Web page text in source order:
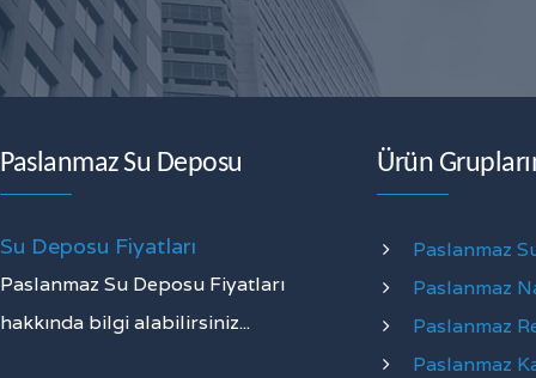
Paslanmaz Su Deposu
Su Deposu Fiyatları
Paslanmaz Su Deposu Fiyatları
hakkında bilgi alabilirsiniz...
Ürün
Paslanmaz
Paslanmaz
Paslanmaz
Paslanmaz